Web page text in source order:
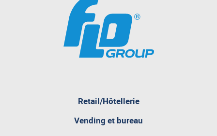
Retail/Hôtellerie
Vending et bureau